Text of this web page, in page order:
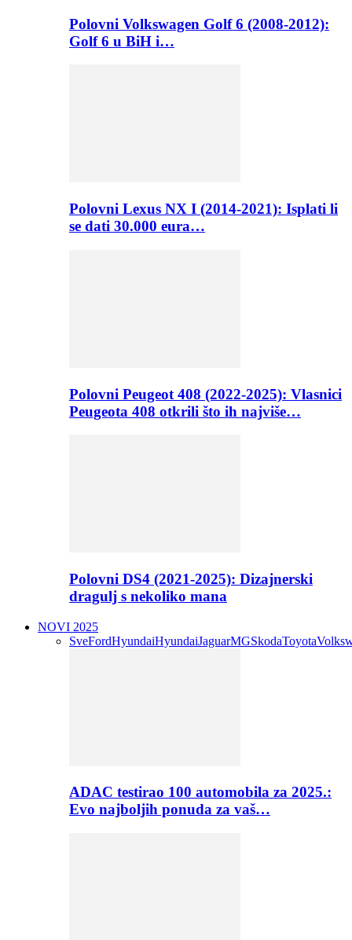
Polovni Volkswagen Golf 6 (2008-2012):
Golf 6 u BiH i…
Polovni Lexus NX I (2014-2021): Isplati li
se dati 30.000 eura…
Polovni Peugeot 408 (2022-2025): Vlasnici
Peugeota 408 otkrili što ih najviše…
Polovni DS4 (2021-2025): Dizajnerski
dragulj s nekoliko mana
NOVI 2025
SveFordHyundaiHyundaiJaguarMGSkodaToyota
ADAC testirao 100 automobila za 2025.:
Evo najboljih ponuda za vaš…